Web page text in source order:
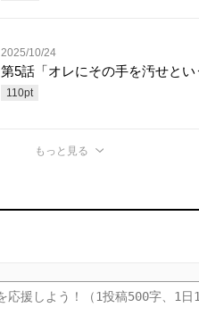
2025/10/24
第5話「オレにその手を汚せとい
110pt
もっと見る